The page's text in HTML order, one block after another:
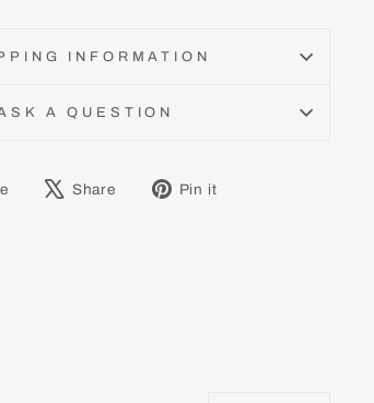
INFORMATION
A QUESTION
ShareShare
TweetPin it